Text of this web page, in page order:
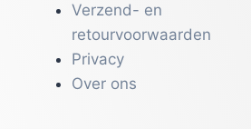
Verzend- en
retourvoorwaarden
Privacy
Over ons